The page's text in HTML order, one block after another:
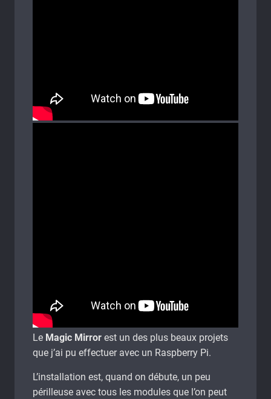
Le Magic Mirror est un des plus beaux projets
que j’ai pu effectuer avec un Raspberry Pi.
L’installation est, quand on débute, un peu
périlleuse avec tous les modules que l’on peut